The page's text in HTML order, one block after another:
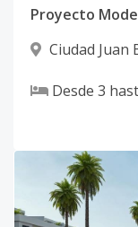
Ciudad Juan
Desde 3